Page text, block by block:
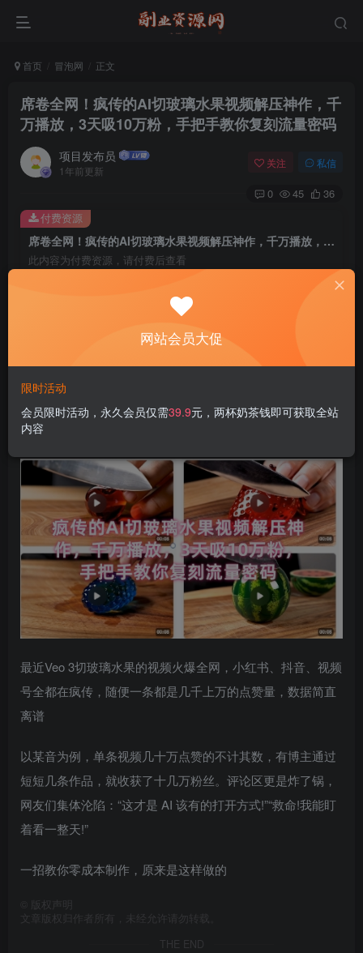
首页 冒泡网 正文
席卷全网！疯传的AI切玻璃水果视频解压神作，千
万播放，3天吸10万粉，手把手教你复刻流量密码
项目发布员
1年前更新
关注 私信
0 45 36
席卷全网！疯传的AI切玻璃水果视频解压神作，千万播放，3天吸10万粉，手把手教你复刻流量密码
此内容为付费资源，请付费后查看
￥4
付费资源
席卷全网！疯传的AI切玻璃水果视频解压神作，千万播放，3
天吸10万粉，手把手教你复刻流量密码
最近Veo 3切玻璃水果的视频火爆全网，小红书、抖音、视频
号全都在疯传，随便一条都是几千上万的点赞量，数据简直
离谱
以某音为例，单条视频几十万点赞的不计其数，有博主通过
短短几条作品，就收获了十几万粉丝。评论区更是炸了锅，
网友们集体沦陷：“这才是 AI 该有的打开方式!”“救命!我能盯
着看一整天!”
一招教你零成本制作，原来是这样做的
版权声明
文章版权归作者所有，未经允许请勿转载。
THE END
网站会员大促
限时活动
会员限时活动，永久会员仅需39.9元，两杯奶茶钱即可获取全站
内容